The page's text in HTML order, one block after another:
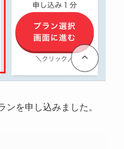
ンを申し込みました。